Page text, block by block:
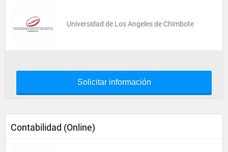
Universidad de Los Angeles de Chimbote
Solicitar información
Contabilidad (Online)